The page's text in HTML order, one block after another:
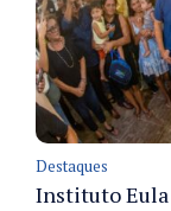
Destaques